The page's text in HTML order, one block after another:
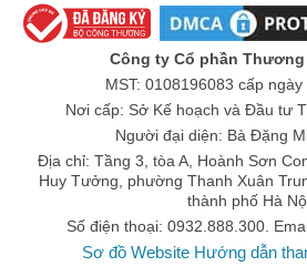
Công ty Cổ phần Thương
MST: 0108196083 cấp
Nơi cấp: Sở Kế hoạch và Đầu tư
Người đại diện: Bà Đặng
Địa chỉ: Tầng 3, tòa A, Hoành Sơn
Huy Tưởng, phường Thanh Xuân
thành phố Hà
Số điện thoại: 0932.888.300.
Sơ đồ Website Hướng dẫn
Số lần áp dụng: 1lần
Áp dụng cho đơn hàng từ:0
Chỉ áp dụng cho gian hàng:
Ngày hết hạn:
LẤY MÃ